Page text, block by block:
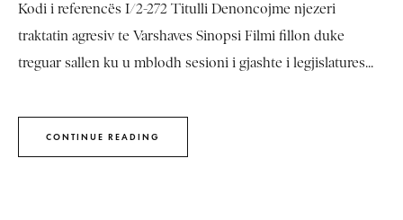
Kodi i referencës I/2-272 Titulli Denoncojme njezeri
traktatin agresiv te Varshaves Sinopsi Filmi fillon duke
treguar sallen ku u mblodh sesioni i gjashte i legjislatures...
CONTINUE READING